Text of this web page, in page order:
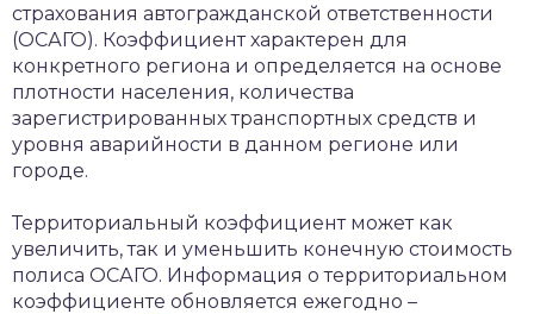
страхования автогражданской ответственности
(ОСАГО). Коэффициент характерен для
конкретного региона и определяется на основе
плотности населения, количества
зарегистрированных транспортных средств и
уровня аварийности в данном регионе или
городе.
Территориальный коэффициент может как
увеличить, так и уменьшить конечную стоимость
полиса ОСАГО. Информация о территориальном
коэффициенте обновляется ежегодно –